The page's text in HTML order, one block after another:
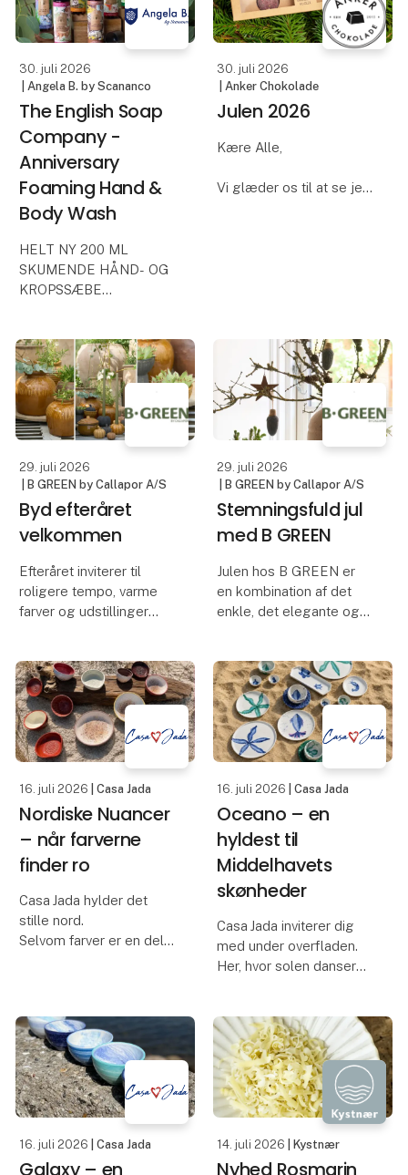
på lærred kombi
30. juli 2026
| Angela B. by Scananco
The English Soap
Company -
Anniversary
Foaming Hand &
Body Wash
HELT NY 200 ML
SKUMENDE HÅND- OG
KROPSSÆBE
Hånd- og Kropssæbe til
vores Heritage-
kollektion. Luksuriøst
blød, hver flaske er
beriget med Aloe Vera
30. juli 2026
| Anker Chokolade
Julen 2026
Kære Alle,
Vi glæder os til at se jer
jer til masser af
smagsprøver.
29. juli 2026
| B GREEN by Callapor A/S
Byd efteråret
velkommen
Efteråret inviterer til
roligere tempo, varme
farver og udstillinger
kollektion mødes
håndværk, naturlige
materialer og tidløst
design i et univers skabt
til but
29. juli 2026
| B GREEN by Callapor A/S
Stemningsfuld jul
med B GREEN
Julen hos B GREEN er
en kombination af det
enkle, det elegante og
at bringe varme og
personlighed ind i både
butiksvinduer,
udstillinger og hjem.
16. juli 2026 | Casa Jada
Nordiske Nuancer
– når farverne
finder ro
Casa Jada hylder det
stille nord.
Selvom farver er en del
fundet jordfarverne frem
– inspireret af klitterne,
lyset og den rolige
rytme i natu
16. juli 2026 | Casa Jada
Oceano – en
hyldest til
Middelhavets
skønheder
Casa Jada inviterer dig
med under overfladen.
Her, hvor solen danser
og former, finder du
Oceano – vores nye
serie, der hylder
Middelhavets uendelige
16. juli 2026 | Casa Jada
Galaxy – en
14. juli 2026 | Kystnær
Nyhed Rosmarin